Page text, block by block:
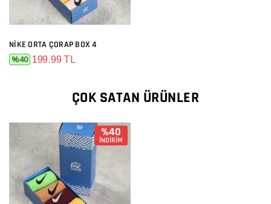
NIKE ORTA ÇORAP BOX 4
%40 199.99 TL
ÇOK SATAN ÜRÜNLER
%40
İNDİRİM